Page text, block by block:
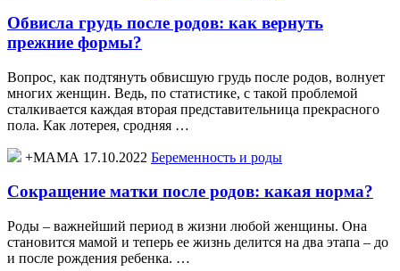
Обвисла грудь после родов: как вернуть
прежние формы?
Вопрос, как подтянуть обвисшую грудь после родов, волнует
многих женщин. Ведь, по статистике, с такой проблемой
сталкивается каждая вторая представительница прекрасного
пола. Как лотерея, сродняя …
+МАМА 17.10.2022 Беременность и роды
Сокращение матки после родов: какая норма?
Роды – важнейший период в жизни любой женщины. Она
становится мамой и теперь ее жизнь делится на два этапа – до
и после рождения ребенка. …